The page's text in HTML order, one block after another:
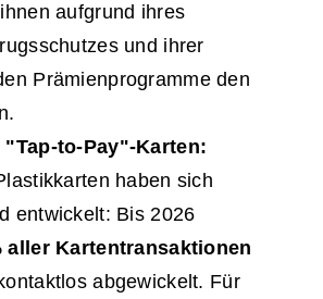
aufgrund ihres
und ihrer
Prämienprogramme den
to-Pay"-Karten:
haben sich
entwickelt: Bis 2026
aller Kartentransaktionen
abgewickelt. Für